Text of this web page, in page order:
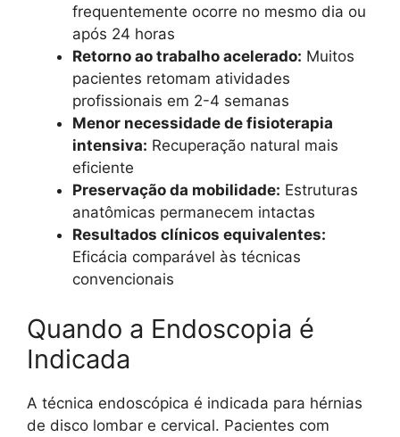
frequentemente ocorre no mesmo dia ou
após 24 horas
Retorno ao trabalho acelerado: Muitos
pacientes retomam atividades
profissionais em 2-4 semanas
Menor necessidade de fisioterapia
intensiva: Recuperação natural mais
eficiente
Preservação da mobilidade: Estruturas
anatômicas permanecem intactas
Resultados clínicos equivalentes:
Eficácia comparável às técnicas
convencionais
Quando a Endoscopia é
Indicada
A técnica endoscópica é indicada para hérnias
de disco lombar e cervical. Pacientes com